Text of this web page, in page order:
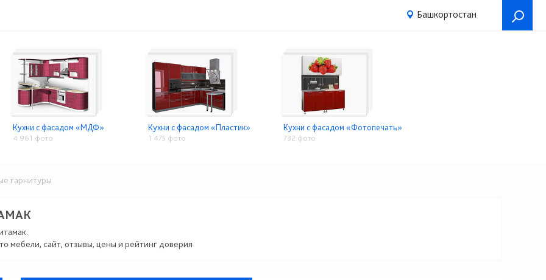
Башкортостан
Кухни с фасадом «МДФ»
4 961 фото
Кухни с фасадом «Пластик»
1 475 фото
Кухни с фасадом «Фотопечать»
732 фото
гарнитуры
мебели, сайт, отзывы, цены и рейтинг доверия